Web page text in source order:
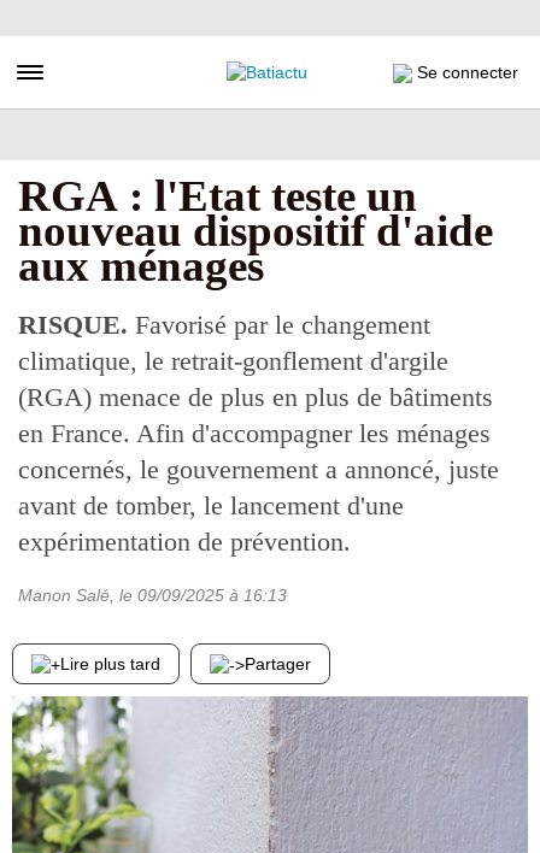
au
principal
Toggle navigation Se connecter
RGA : l'Etat teste un
nouveau dispositif d'aide
aux ménages
RISQUE. Favorisé par le changement
climatique, le retrait-gonflement d'argile
(RGA) menace de plus en plus de bâtiments
en France. Afin d'accompagner les ménages
concernés, le gouvernement a annoncé, juste
avant de tomber, le lancement d'une
expérimentation de prévention.
Manon Salé , le 09/09/2025 à 16:13
Lire plus tard Partager